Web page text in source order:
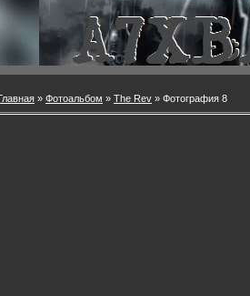
» Фотоальбом » The Rev » Фотография 8